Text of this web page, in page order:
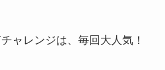
ャレンジは、毎回大人気！